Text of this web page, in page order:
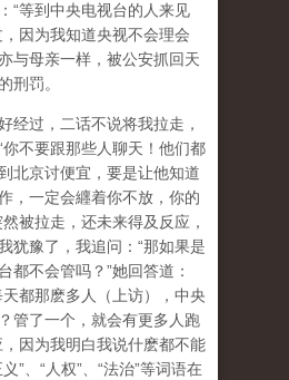
“等到中央电视台的人来见
因为我知道央视不会理会
与母亲一样，被公安抓回天
刑罚。
经过，二话不说将我拉走，
不要跟那些人聊天！他们都
北京讨便宜，要是让他知道
，一定会纒着你不放，你的
被拉走，还未来得及反应，
犹豫了，我追问：“那如果是
都不会管吗？”她回答道：
都那麽多人（上访），中央
管了一个，就会有更多人跑
因为我明白我说什麽都不能
”、“人权”、“法治”等词语在